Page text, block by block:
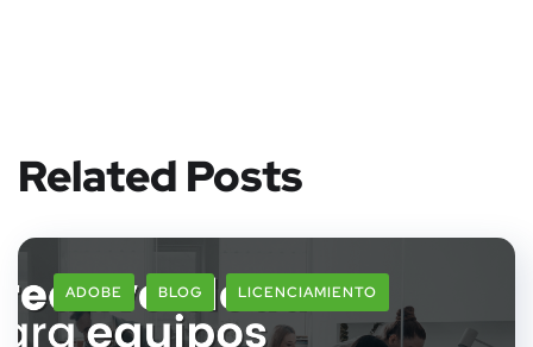
Related Posts
ADOBE BLOG LICENCIAMIENTO